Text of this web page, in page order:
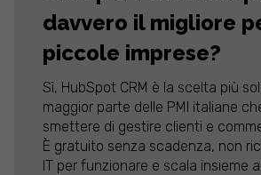
davvero il migliore
piccole imprese?
Sì, HubSpot CRM è la scelta più
maggior parte delle PMI italiane
smettere di gestire clienti e
È gratuito senza scadenza, non
IT per funzionare e scala insieme